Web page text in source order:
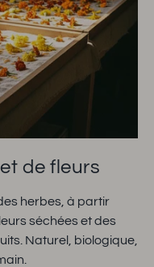
de fleurs
herbes, à partir
séchées et des
Naturel, biologique,